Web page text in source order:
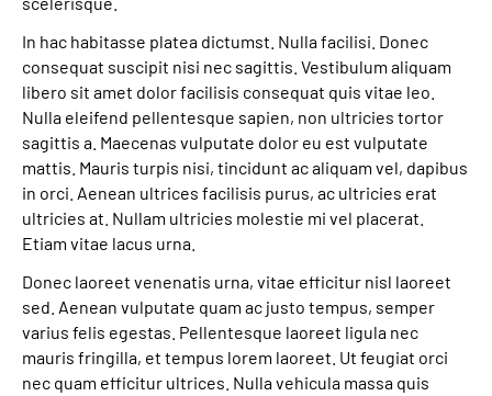
In hac habitasse platea dictumst. Nulla facilisi. Donec
consequat suscipit nisi nec sagittis. Vestibulum aliquam
libero sit amet dolor facilisis consequat quis vitae leo.
Nulla eleifend pellentesque sapien, non ultricies tortor
sagittis a. Maecenas vulputate dolor eu est vulputate
mattis. Mauris turpis nisi, tincidunt ac aliquam vel, dapibus
in orci. Aenean ultrices facilisis purus, ac ultricies erat
ultricies at. Nullam ultricies molestie mi vel placerat.
Etiam vitae lacus urna.
Donec laoreet venenatis urna, vitae efficitur nisl laoreet
sed. Aenean vulputate quam ac justo tempus, semper
varius felis egestas. Pellentesque laoreet ligula nec
mauris fringilla, et tempus lorem laoreet. Ut feugiat orci
nec quam efficitur ultrices. Nulla vehicula massa quis